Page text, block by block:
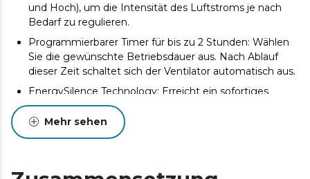
und Hoch), um die Intensität des Luftstroms je nach
Bedarf zu regulieren.
Programmierbarer Timer für bis zu 2 Stunden: Wählen
Sie die gewünschte Betriebsdauer aus. Nach Ablauf
dieser Zeit schaltet sich der Ventilator automatisch aus.
EnergySilence Technology: Erreicht ein sofortiges
Gefühl von frischer Luft mit der maximalen Stille und
Komfort.
Die einfache Bedienung ermöglicht einen
Mehr sehen